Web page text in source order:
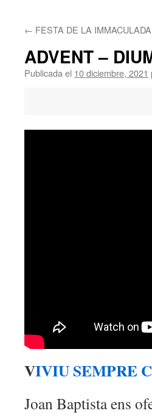
← FESTA DE LA IMMACULADA
ADVENT –
Publicada el 10 diciembre, 2021
VIVIU SEMPRE
Joan Baptista ens